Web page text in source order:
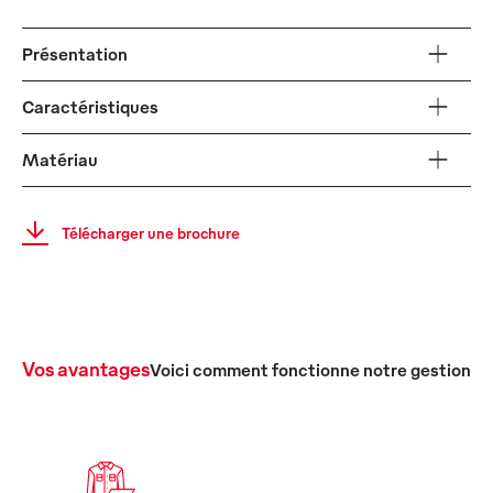
Présentation
Caractéristiques
Matériau
Télécharger une brochure
Vos avantagesVoici comment fonctionne notre gestion